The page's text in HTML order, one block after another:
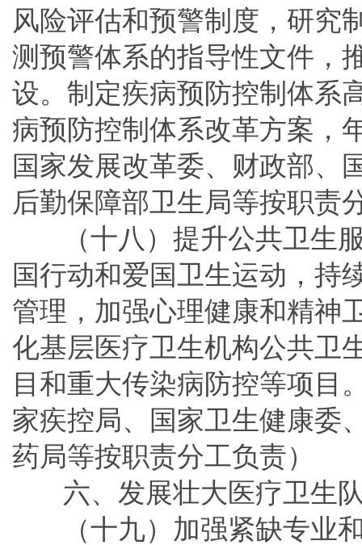
风险评估和预警制度，研究
测预警体系的指导性文件，
设。制定疾病预防控制体系
病预防控制体系改革方案，
国家发展改革委、财政部、
后勤保障部卫生局等按职责
（十八）提升公共卫生
国行动和爱国卫生运动，持
管理，加强心理健康和精神
化基层医疗卫生机构公共卫
目和重大传染病防控等项目
家疾控局、国家卫生健康委
药局等按职责分工负责）
六、发展壮大医疗卫生
（十九）加强紧缺专业